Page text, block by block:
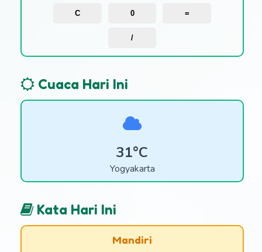
C 0 =
/
Cuaca Hari Ini
31°C
Yogyakarta
Kata Hari Ini
Mandiri